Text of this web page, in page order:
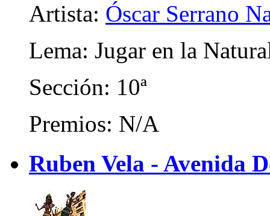
Artista: Óscar Serrano
Lema: Jugar en la
Sección: 10ª
Premios: N/A
Ruben Vela - Avenida